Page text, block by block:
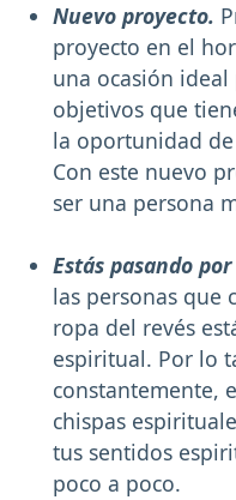
Nuevo proyecto.
proyecto en el
una ocasión
objetivos que
la oportunidad
Con este nuevo
ser una persona
Estás pasando
las personas que
ropa del revés
espiritual. Por lo
constantemente,
chispas
tus sentidos
poco a poco.